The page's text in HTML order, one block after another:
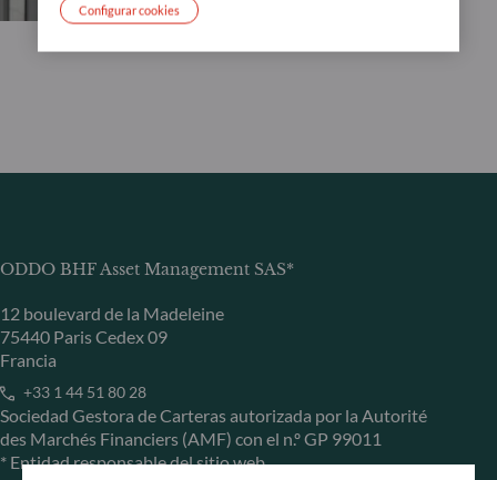
ODDO BHF Asset Management SAS*
12 boulevard de la Madeleine
75440 Paris Cedex 09
Francia
+33 1 44 51 80 28
Sociedad Gestora de Carteras autorizada por la Autorité
des Marchés Financiers (AMF) con el n.º GP 99011
* Entidad responsable del sitio web
Configurar cookies